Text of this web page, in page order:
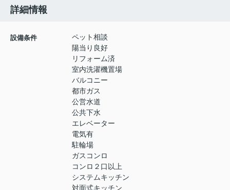
詳細情報
設備条件
ペット相談
陽当り良好
リフォーム済
室内洗濯機置場
バルコニー
都市ガス
公営水道
公共下水
エレベーター
電気有
駐輪場
ガスコンロ
コンロ２口以上
システムキッチン
対面式キッチン